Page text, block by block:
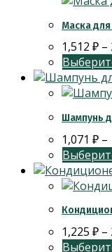
Маска для
1,512 ₽ –
Шампунь
1,071 ₽ –
1,225 ₽ –